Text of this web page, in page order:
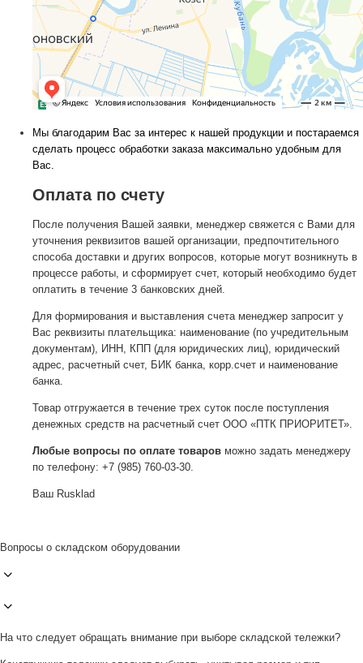
Мы благодарим Вас за интерес к нашей продукции и постараемся
сделать процесс обработки заказа максимально удобным для
Вас.
Оплата по счету
После получения Вашей заявки, менеджер свяжется с Вами для
уточнения реквизитов вашей организации, предпочтительного
способа доставки и других вопросов, которые могут возникнуть в
процессе работы, и сформирует счет, который необходимо будет
оплатить в течение 3 банковских дней.
Для формирования и выставления счета менеджер запросит у
Вас реквизиты плательщика: наименование (по учредительным
документам), ИНН, КПП (для юридических лиц), юридический
адрес, расчетный счет, БИК банка, корр.счет и наименование
банка.
Товар отгружается в течение трех суток после поступления
денежных средств на расчетный счет ООО «ПТК ПРИОРИТЕТ».
Любые вопросы по оплате товаров можно задать менеджеру
по телефону: +7 (985) 760-03-30.
Ваш Rusklad
Вопросы о складском оборудовании
На что следует обращать внимание при выборе складской тележки?